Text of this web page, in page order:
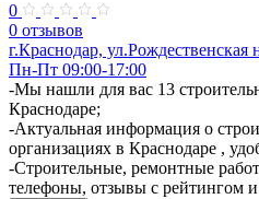
0
0 отзывов
г.Краснодар, ул.Рождественская
Пн-Пт 09:00-17:00
-Мы нашли для вас 13
Краснодаре;
-Актуальная информация о
организациях в Краснодаре ,
-Строительные, ремонтные
телефоны, отзывы с рейтингом